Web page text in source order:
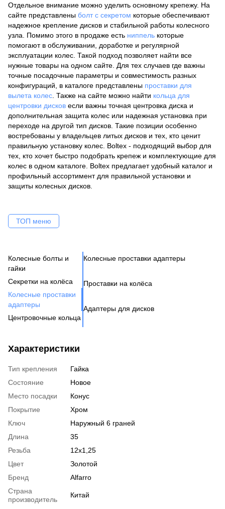
Отдельное внимание можно уделить основному крепежу. На
сайте представлены болт с секретом которые обеспечивают
надежное крепление дисков и стабильной работы колесного
узла. Помимо этого в продаже есть ниппель которые
помогают в обслуживании, доработке и регулярной
эксплуатации колес. Такой подход позволяет найти все
нужные товары на одном сайте. Для тех случаев где важны
точные посадочные параметры и совместимость разных
конфигураций, в каталоге представлены проставки для
вылета колес . Также на сайте можно найти кольца для
центровки дисков если важны точная центровка диска и
дополнительная защита колес или надежная установка при
переходе на другой тип дисков. Такие позиции особенно
востребованы у владельцев литых дисков и тех, кто ценит
правильную установку колес. Boltex - подходящий выбор для
тех, кто хочет быстро подобрать крепеж и комплектующие для
колес в одном каталоге. Boltex предлагает удобный каталог и
профильный ассортимент для правильной установки и
защиты колесных дисков.
ТОП меню
Колесные болты и
гайки
Секретки на колёса
Колесные проставки
адаптеры
Центровочные кольца
давления
Колесные проставки адаптеры
Проставки на колёса
Адаптеры для дисков
Характеристики
Тип крепления
Гайка
Состояние
Новое
Место посадки
Конус
Покрытие
Хром
Ключ
Наружный 6 граней
Длина
35
Резьба
12x1,25
Цвет
Золотой
Бренд
Alfarro
Страна
производитель
Китай